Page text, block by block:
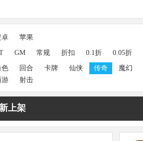
卓 苹果
GM 常规 折扣 0.1折 0.05折
色 回合 卡牌 仙侠 传奇 魔幻
游 射击
上架